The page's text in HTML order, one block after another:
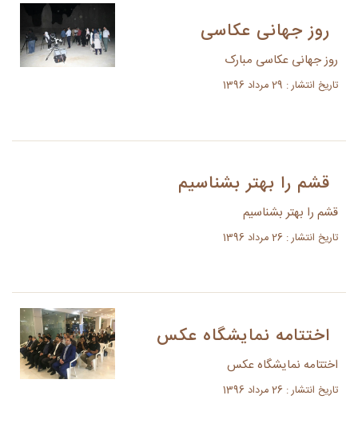
روز جهانی عکاسی
روز جهانی عکاسی مبارک
تاریخ انتشار : 29 مرداد 1396
قشم را بهتر بشناسیم
قشم را بهتر بشناسیم
تاریخ انتشار : 26 مرداد 1396
اختتامه نمایشگاه عکس
اختتامه نمایشگاه عکس
تاریخ انتشار : 26 مرداد 1396